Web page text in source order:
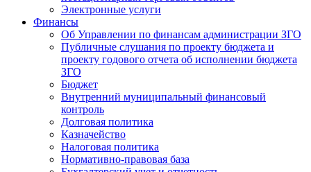
Электронные услуги
Финансы
Об Управлении по финансам администрации ЗГО
Публичные слушания по проекту бюджета и
проекту годового отчета об исполнении бюджета
ЗГО
Бюджет
Внутренний муниципальный финансовый
контроль
Долговая политика
Казначейство
Налоговая политика
Нормативно-правовая база